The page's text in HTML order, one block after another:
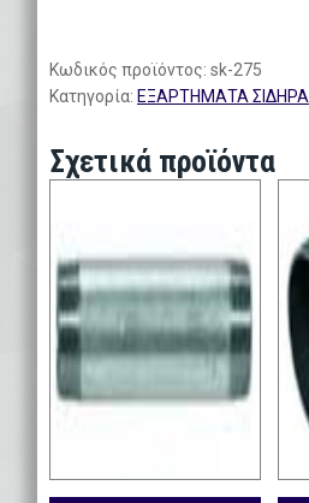
Κωδικός προϊόντος: sk-275
Κατηγορία: ΕΞΑΡΤΗΜΑΤΑ ΣΙΔΗΡΑ
Σχετικά προϊόντα